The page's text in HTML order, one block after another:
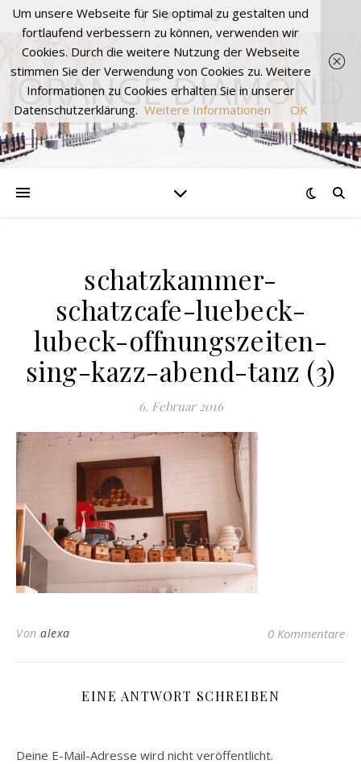
ORANGE DIAMOND
schatzkammer-
schatzcafe-luebeck-
lubeck-offnungszeiten-
sing-kazz-abend-tanz (3)
6. Februar 2016
Von alexa 0 Kommentare
EINE ANTWORT SCHREIBEN
Deine E-Mail-Adresse wird nicht veröffentlicht.
Um unsere Webseite für Sie optimal zu gestalten und
fortlaufend verbessern zu können, verwenden wir
Cookies. Durch die weitere Nutzung der Webseite
stimmen Sie der Verwendung von Cookies zu. Weitere
Informationen zu Cookies erhalten Sie in unserer
Datenschutzerklärung. Weitere Informationen OK